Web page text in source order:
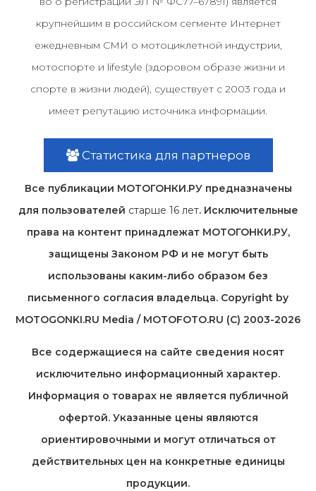
крупнейшим в российском сегменте Интернет
ежедневным СМИ о мотоциклетной индустрии,
мотоспорте и lifestyle (здоровом образе жизни и
спорте в жизни людей), существует с 2003 года и
имеет репутацию источника информации.
Статистика для партнеров
Все публикации МОТОГОНКИ.РУ предназначены
для пользователей старше 16 лет. Исключительные
права на контент принадлежат МОТОГОНКИ.РУ,
защищены Законом РФ и не могут быть
использованы каким-либо образом без
письменного согласия владельца. Copyright by
MOTOGONKI.RU Media / MOTOFOTO.RU (C) 2003-2026
Все содержащиеся на cайте сведения носят
исключительно информационный характер.
Информация о товарах не является публичной
офертой. Указанные цены являются
ориентировочными и могут отличаться от
действительных цен на конкретные единицы
продукции.